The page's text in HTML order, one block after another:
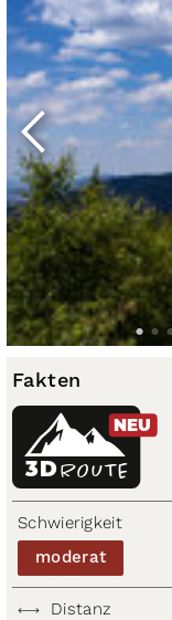
Fakten
ROUTE
3D
NEU
Schwierigkeit
moderat
Distanz